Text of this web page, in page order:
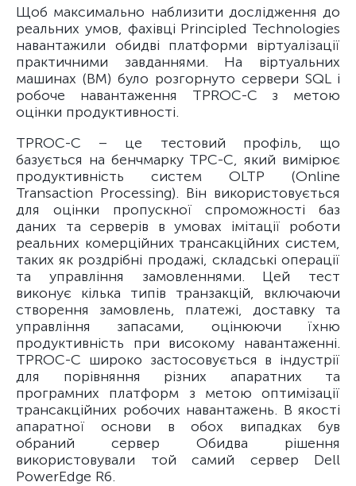
Щоб максимально наблизити дослідження до
реальних умов, фахівці Principled Technologies
навантажили обидві платформи віртуалізації
практичними завданнями. На віртуальних
машинах (ВМ) було розгорнуто сервери SQL і
робоче навантаження TPROC-C з метою
оцінки продуктивності.
TPROC-C – це тестовий профіль, що
базується на бенчмарку TPC-C, який вимірює
продуктивність систем OLTP (Online
Transaction Processing). Він використовується
для оцінки пропускної спроможності баз
даних та серверів в умовах імітації роботи
реальних комерційних трансакційних систем,
таких як роздрібні продажі, складські операції
та управління замовленнями. Цей тест
виконує кілька типів транзакцій, включаючи
створення замовлень, платежі, доставку та
управління запасами, оцінюючи їхню
продуктивність при високому навантаженні.
TPROC-C широко застосовується в індустрії
для порівняння різних апаратних та
програмних платформ з метою оптимізації
трансакційних робочих навантажень. В якості
апаратної основи в обох випадках був
обраний сервер Обидва рішення
використовували той самий сервер Dell
PowerEdge R6.